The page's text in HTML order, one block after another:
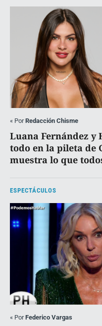
« PorRedacción Chisme
Luana Fernández y
todo en la pileta de
muestra lo que
ESPECTÁCULOS
« PorFederico Vargas